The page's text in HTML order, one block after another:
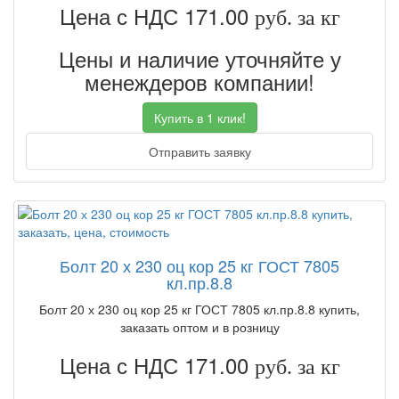
Цена с НДС 171.00 руб. за кг
Цены и наличие уточняйте у
менеждеров компании!
Купить в 1 клик!
Отправить заявку
Болт 20 х 230 оц кор 25 кг ГОСТ 7805
кл.пр.8.8
Болт 20 х 230 оц кор 25 кг ГОСТ 7805 кл.пр.8.8 купить,
заказать оптом и в розницу
Цена с НДС 171.00 руб. за кг